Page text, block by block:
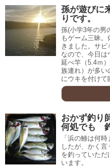
孫が遊びに
りです。
孫(小学3年の男
もゲーム三昧
きました。サビ
なので、今日は
延べ竿（5.4ｍ
族連れ）が多い
にウキを付けて
おかず釣り
何処でも
「浜の鯵は何
したが、かく
を釣っていただ
います。